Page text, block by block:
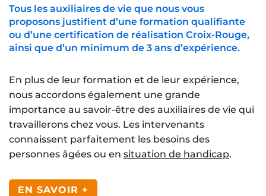
Tous les auxiliaires de vie que nous vous
proposons justifient d’une formation qualifiante
ou d’une certification de réalisation Croix-Rouge,
ainsi que d’un minimum de 3 ans d’expérience.
En plus de leur formation et de leur expérience,
nous accordons également une grande
importance au savoir-être des auxiliaires de vie qui
travaillerons chez vous. Les intervenants
connaissent parfaitement les besoins des
personnes âgées ou en situation de handicap.
EN SAVOIR +